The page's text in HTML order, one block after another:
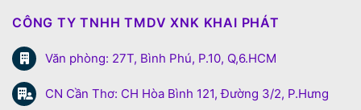
CÔNG TY TNHH TMDV XNK KHAI PHÁT
Văn phòng: 27T, Bình Phú, P.10, Q,6.HCM
CN Cần Thơ: CH Hòa Bình 121, Đường 3/2, P.Hưng